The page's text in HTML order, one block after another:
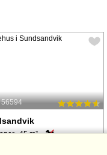
56594
45 m²
kyst.